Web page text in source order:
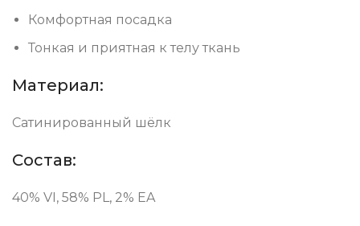
Комфортная посадка
Тонкая и приятная к телу ткань
Материал:
Сатинированный шёлк
Состав:
40% VI, 58% PL, 2% EA